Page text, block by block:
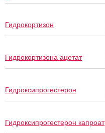
Гидрокортизон
Гидрокортизона ацетат
Гидроксипрогестерон
Гидроксипрогестерон капроат